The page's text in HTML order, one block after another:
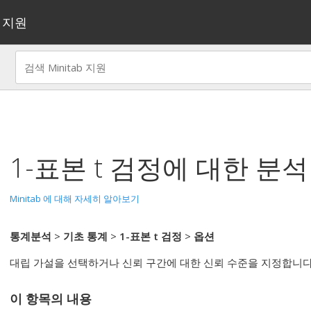
원
1-표본 t 검정에 대한 분
Minitab 에 대해 자세히 알아보기
통계분석 > 기초 통계 > 1-표본 t 검정 > 옵션
대립 가설을 선택하거나 신뢰 구간에 대한 신뢰 수준을 지정합니
이 항목의 내용